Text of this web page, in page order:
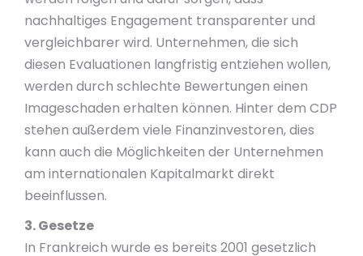
nachhaltiges Engagement transparenter und
vergleichbarer wird. Unternehmen, die sich
diesen Evaluationen langfristig entziehen wollen,
werden durch schlechte Bewertungen einen
Imageschaden erhalten können. Hinter dem CDP
stehen außerdem viele Finanzinvestoren, dies
kann auch die Möglichkeiten der Unternehmen
am internationalen Kapitalmarkt direkt
beeinflussen.
3. Gesetze
In Frankreich wurde es bereits 2001 gesetzlich